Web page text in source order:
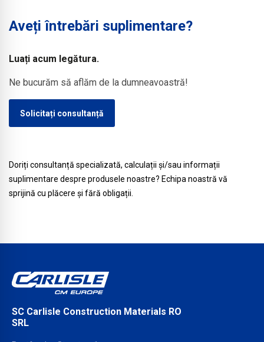
temporare
sigure în timpul
întreținere sau
Aveți întrebări suplimentare?
Luați acum legătura.
Ne bucurăm să aflăm de la dumneavoastră!
Solicitați consultanță
Doriți consultanță specializată, calculații și/sau informații
suplimentare despre produsele noastre? Echipa noastră vă
sprijină cu plăcere și fără obligații.
SC Carlisle Construction Materials RO
SRL